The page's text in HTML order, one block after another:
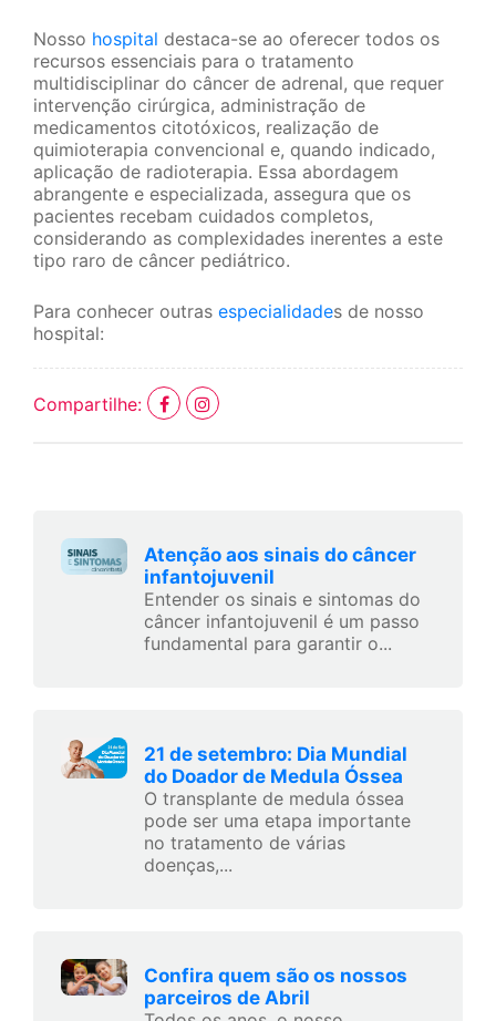
Nosso hospital destaca-se ao oferecer todos os
recursos essenciais para o tratamento
multidisciplinar do câncer de adrenal, que requer
intervenção cirúrgica, administração de
medicamentos citotóxicos, realização de
quimioterapia convencional e, quando indicado,
aplicação de radioterapia. Essa abordagem
abrangente e especializada, assegura que os
pacientes recebam cuidados completos,
considerando as complexidades inerentes a este
tipo raro de câncer pediátrico.
Para conhecer outras especialidades de nosso
hospital:
Compartilhe:
Atenção aos sinais do câncer
infantojuvenil
Entender os sinais e sintomas do
câncer infantojuvenil é um passo
fundamental para garantir o...
21 de setembro: Dia Mundial
do Doador de Medula Óssea
O transplante de medula óssea
pode ser uma etapa importante
no tratamento de várias
doenças,...
Confira quem são os nossos
parceiros de Abril